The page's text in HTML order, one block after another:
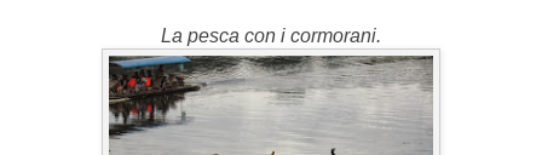
La pesca con i cormorani.